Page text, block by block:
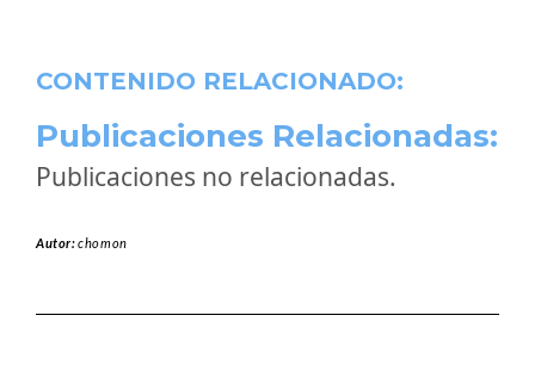
CONTENIDO RELACIONADO:
Publicaciones Relacionadas:
Publicaciones no relacionadas.
Autor:chomon